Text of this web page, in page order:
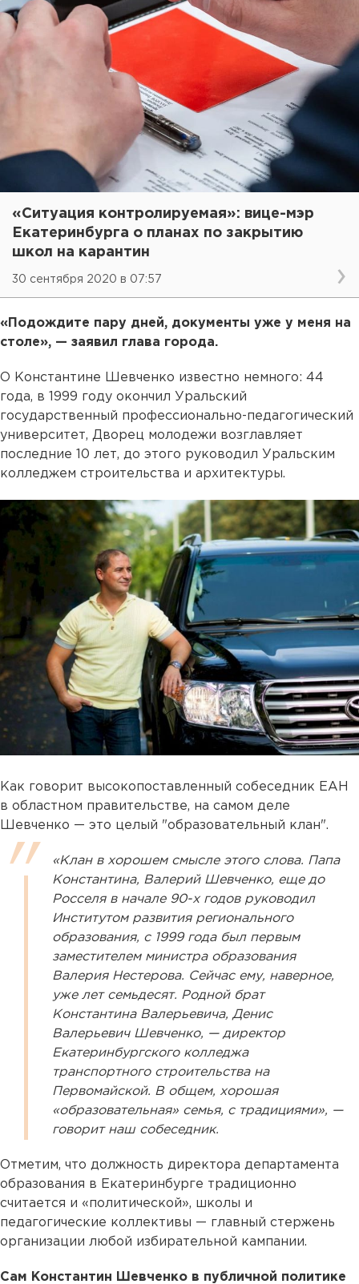
«Ситуация контролируемая»: вице-мэр
Екатеринбурга о планах по закрытию
школ на карантин
30 сентября 2020 в 07:57
«Подождите пару дней, документы уже у меня на
столе», — заявил глава города.
О Константине Шевченко известно немного: 44
года, в 1999 году окончил Уральский
государственный профессионально-педагогический
университет, Дворец молодежи возглавляет
последние 10 лет, до этого руководил Уральским
колледжем строительства и архитектуры.
Как говорит высокопоставленный собеседник ЕАН
в областном правительстве, на самом деле
Шевченко — это целый "образовательный клан".
«Клан в хорошем смысле этого слова. Папа
Константина, Валерий Шевченко, еще до
Росселя в начале 90-х годов руководил
Институтом развития регионального
образования, с 1999 года был первым
заместителем министра образования
Валерия Нестерова. Сейчас ему, наверное,
уже лет семьдесят. Родной брат
Константина Валерьевича, Денис
Валерьевич Шевченко, — директор
Екатеринбургского колледжа
транспортного строительства на
Первомайской. В общем, хорошая
«образовательная» семья, с традициями», —
говорит наш собеседник.
Отметим, что должность директора департамента
образования в Екатеринбурге традиционно
считается и «политической», школы и
педагогические коллективы — главный стержень
организации любой избирательной кампании.
Сам Константин Шевченко в публичной политике